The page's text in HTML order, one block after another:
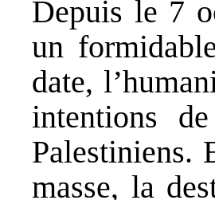
Depuis le 7
un
date,
intentions
Palestiniens.
masse, la